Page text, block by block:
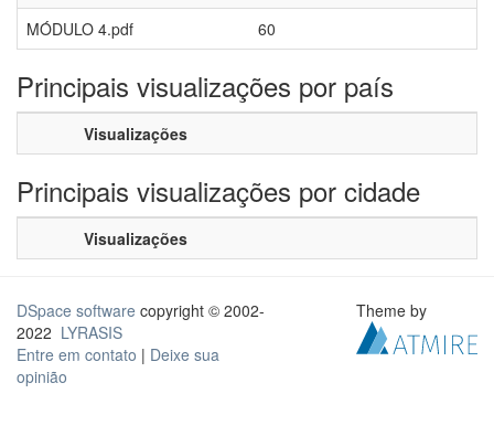
MÓDULO 4.pdf
60
Principais visualizações por país
Visualizações
Principais visualizações por cidade
Visualizações
DSpace software copyright © 2002-
2022 LYRASIS
Entre em contato | Deixe sua
opinião
Theme by